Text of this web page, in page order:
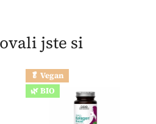
jste si
🥬 Vegan
🌿 BIO